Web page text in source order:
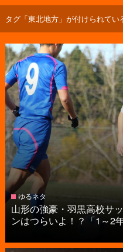
タグ「東北地方」が付けられてい
ゆるネタ
山形の強豪・羽黒高校サ
ンはつらいよ！？「1～2